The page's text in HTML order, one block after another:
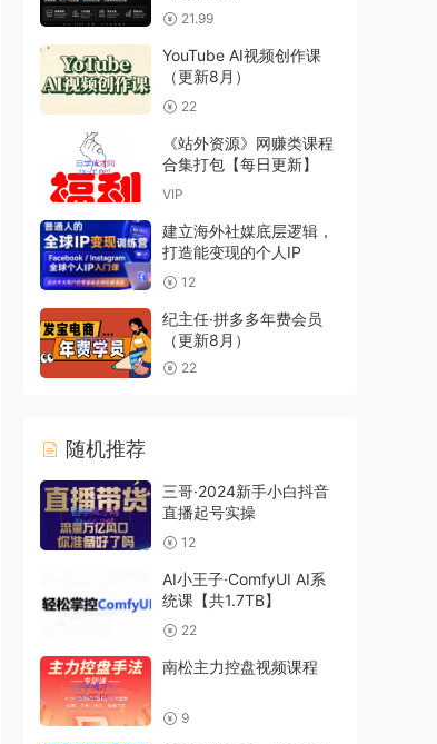
21.99
YouTube AI视频创作课
（更新8月）
22
《站外资源》网赚类课程
合集打包【每日更新】
VIP
建立海外社媒底层逻辑，
打造能变现的个人IP
12
纪主任·拼多多年费会员
（更新8月）
22
随机推荐
三哥·2024新手小白抖音
直播起号实操
12
AI小王子·ComfyUI AI系
统课【共1.7TB】
22
南松主力控盘视频课程
9